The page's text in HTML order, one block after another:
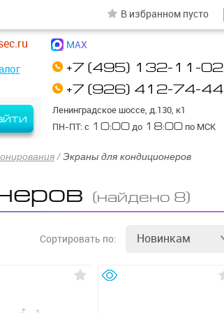
+7 (495) 132-11-02
+7 (926) 412-74-44
Ленинградское шоссе, д.130, к1
ПН-ПТ: с 10:00 до 18:00 по МСК
MAX
В избранном пусто
/Экраны для кондиционеров
(найдено 8)
Сортировать по: Новинкам